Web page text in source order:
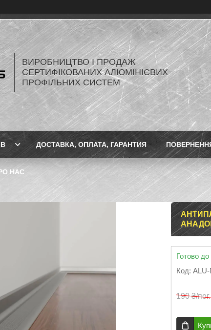
ВИРОБНИЦТВО І ПРОДАЖ
СЕРТИФІКОВАНИХ АЛЮМІНІЄВИХ
ПРОФІЛЬНИХ СИСТЕМ
ДОСТАВКА, ОПЛАТА, ГАРАНТИЯ
НАС
Готово до
Код: ALU-
190 ₴/